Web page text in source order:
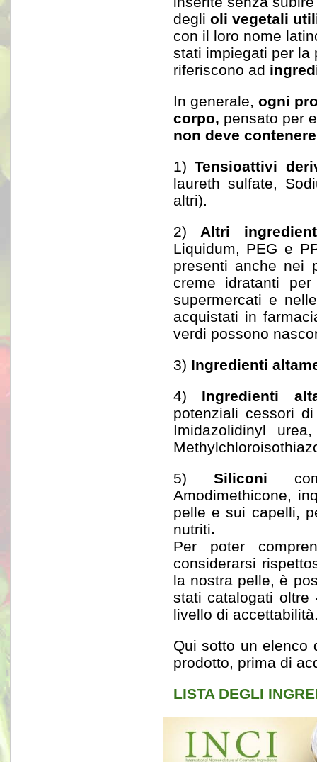
degli oli vegetali
con il loro nome
stati impiegati per la
riferiscono ad
In generale, ogni
corpo, pensato per
non deve
1)Tensioattivi
laureth sulfate,
altri).
2) Altri
Liquidum, PEG e
presenti anche nei
creme idratanti
supermercati e
acquistati in
verdi possono
3) Ingredienti
4) Ingredienti
potenziali cessori
Imidazolidinyl
5) Siliconi
Amodimethicone,
pelle e sui capelli,
nutriti.
Per poter
considerarsi
la nostra pelle, è
stati catalogati oltre
livello di
Qui sotto un elenco
prodotto, prima di
LISTA DEGLI